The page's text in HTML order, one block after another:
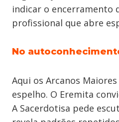
indicar o encerramento
profissional que abre
No
Aqui os Arcanos
espelho. O Eremita
A Sacerdotisa pede